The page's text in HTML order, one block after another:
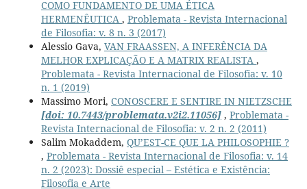
COMO FUNDAMENTO DE UMA ÉTICA
HERMENÊUTICA , Problemata - Revista Internacional
de Filosofia: v. 8 n. 3 (2017)
Alessio Gava, VAN FRAASSEN, A INFERÊNCIA DA
MELHOR EXPLICAÇÃO E A MATRIX REALISTA ,
Problemata - Revista Internacional de Filosofia: v. 10
n. 1 (2019)
Massimo Mori, CONOSCERE E SENTIRE IN NIETZSCHE
[doi: 10.7443/problemata.v2i2.11056], Problemata -
Revista Internacional de Filosofia: v. 2 n. 2 (2011)
Salim Mokaddem, QU’EST-CE QUE LA PHILOSOPHIE ?
, Problemata - Revista Internacional de Filosofia: v. 14
n. 2 (2023): Dossiê especial – Estética e Existência:
Filosofia e Arte